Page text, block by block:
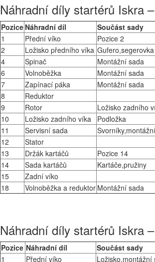
Náhradní díly startérů Iskra
Pozice Náhradní díl
Součást sady
1
Přední víko
Pozice 2
2
Ložisko předního víka Gufero,segerovka
4
Spinač
Montážní sada
6
Volnoběžka
Montážní sada
7
Zapínací páka
Montážní sada
8
Reduktor
9
Rotor
Ložisko zadního
10
Ložisko zadního víka
Podložka
11
Servisní sada
12
Stator
13
Držák kartáčů
Pozice 14
14
Sada kartáčů
Kartáče,pružiny
15
Zadní víko
18
Volnoběžka a reduktor Montážní sada
Náhradní díly startérů Iskra
Pozice Náhradní díl
Součást sady
1
Přední víko Ložisko,montážní